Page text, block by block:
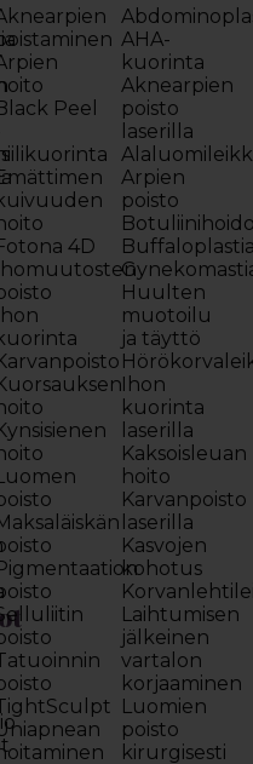
Peel
4D
AHA-
kuorinta
Aknearpien
poisto
laserilla
Arpien
poisto
Huulten
muotoilu
ja täyttö
Ihon
kuorinta
laserilla
Kaksoisleuan
hoito
Karvanpoisto
laserilla
Kasvojen
kohotus
Laihtumisen
jälkeinen
vartalon
korjaaminen
Luomien
poisto
kirurgisesti